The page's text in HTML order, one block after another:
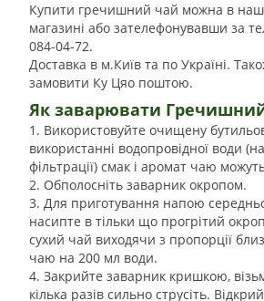
Купити гречишний чай можна в
магазині або зателефонувавши за
084-04-72.
Доставка в м.Київ та по Україні.
замовити Ку Цяо поштою.
Як заварювати
1. Використовуйте очищену
використанні водопровідної води
фільтрації) смак і аромат чаю
2. Обполосніть заварник окропом.
3. Для приготування напою
насипте в тільки що прогрітий
сухий чай виходячи з пропорції
чаю на 200 мл води.
4. Закрийте заварник кришкою,
кілька разів сильно струсіть.